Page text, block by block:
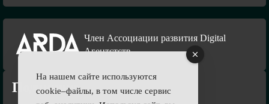
Член Ассоциации развития Digital
Агентстств
Подпишись
На нашем сайте используются
cookie–файлы, в том числе сервис